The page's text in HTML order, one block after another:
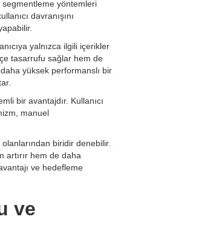
yöntemleri
davranışını
yalnızca ilgili içerikler
tasarrufu sağlar hem de
yüksek performanslı bir
bir avantajdır. Kullanıcı
manuel
biridir denebilir.
artırır hem de daha
ve hedefleme
ve